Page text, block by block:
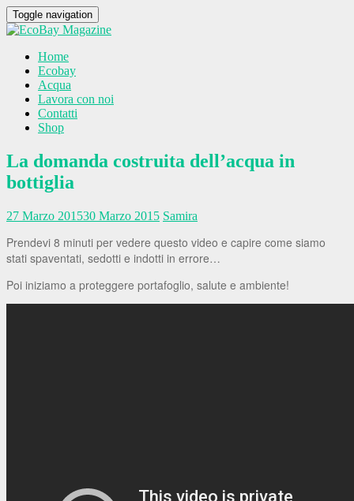
Toggle navigation
Home
Ecobay
Acqua
Lavora con noi
Contatti
Shop
La domanda costruita dell’acqua in
bottiglia
27 Marzo 201530 Marzo 2015 Samira
Prendevi 8 minuti per vedere questo video e capire come siamo
stati spaventati, sedotti e indotti in errore…
Poi iniziamo a proteggere portafoglio, salute e ambiente!